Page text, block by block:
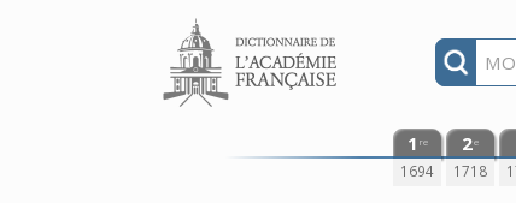
Aller au contenu
1 re
1694
2e
1718